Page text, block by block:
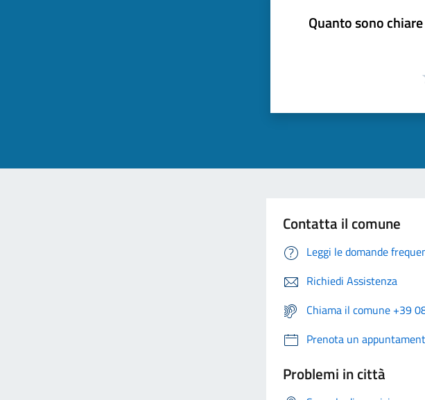
Quanto sono
Contatta il comune
Leggi le domande
Richiedi Assistenza
Chiama il comune +39
Prenota un
Problemi in città